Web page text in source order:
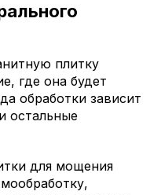
плитку
где она будет
обработки зависит
остальные
для мощения